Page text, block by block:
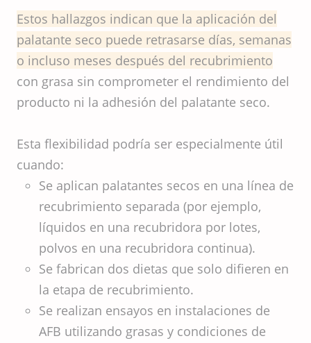
Estos hallazgos indican que la aplicación del
palatante seco puede retrasarse días, semanas
o incluso meses después del recubrimiento
con grasa sin comprometer el rendimiento del
producto ni la adhesión del palatante seco.
Esta flexibilidad podría ser especialmente útil
cuando:
Se aplican palatantes secos en una línea de
recubrimiento separada (por ejemplo,
líquidos en una recubridora por lotes,
polvos en una recubridora continua).
Se fabrican dos dietas que solo difieren en
la etapa de recubrimiento.
Se realizan ensayos en instalaciones de
AFB utilizando grasas y condiciones de